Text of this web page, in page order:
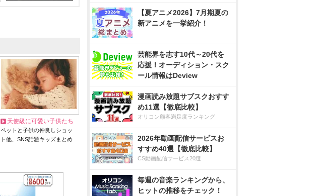
天使級に可愛い子供たち
ペットと子供の仲良しショッ
ト他、SNS話題キッズまとめ
【夏アニメ2026】7月期夏の
新アニメを一挙紹介！
芸能界を志す10代～20代を
応援！オーディション・スク
ール情報はDeview
漫画読み放題サブスクおすす
め11選【徹底比較】
オリコン顧客満足度ランキング
2026年動画配信サービスお
すすめ40選【徹底比較】
CS動画配信サービス20選
毎週の音楽ランキングから、
ヒットの推移をチェック！